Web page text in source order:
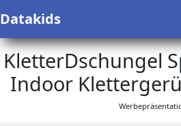
Datakids
KletterDschungel
Indoor